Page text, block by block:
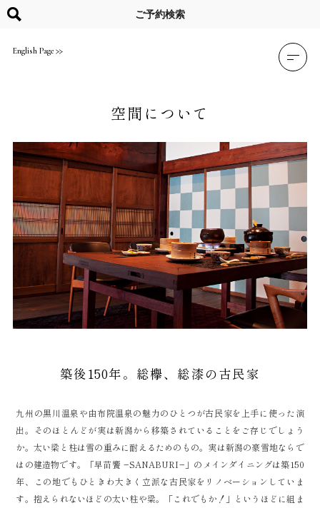
content
English Page
ご予約検索
空間について
築後150年。総欅、総漆の古民家
九州の黒川温泉や由布院温泉の魅力のひとつが古民家を上手に使った演
出。そのほとんどが実は新潟から移築されていることをご存じでしょう
か。太い梁と柱は雪の重みに耐えるためのもの。実は新潟の豪雪地ならで
はの建造物です。「早苗饗 −SANABURI−」のメインダイニングは築150
年、この地でもひときわ大きく立派な古民家をリノベーションしていま
す。抱えられないほどの太い柱や梁。「これでもか！」というほどに組ま